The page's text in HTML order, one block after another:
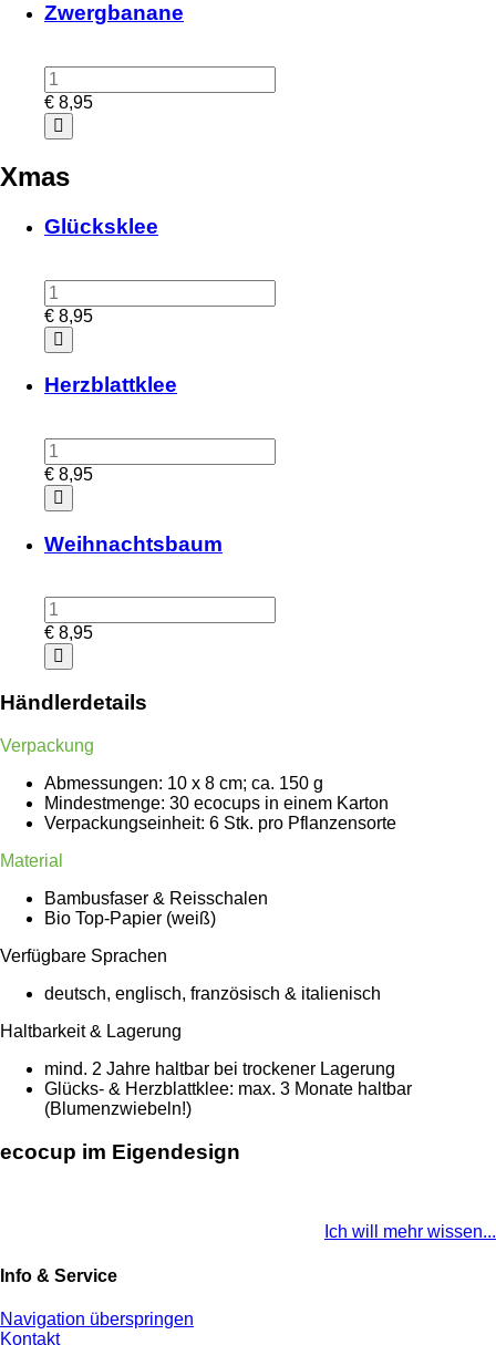
Zwergbanane
€ 8,95
Xmas
Glücksklee
€ 8,95
Herzblattklee
€ 8,95
Weihnachtsbaum
€ 8,95
Händlerdetails
Verpackung
Abmessungen: 10 x 8 cm; ca. 150 g
Mindestmenge: 30 ecocups in einem Karton
Verpackungseinheit: 6 Stk. pro Pflanzensorte
Material
Bambusfaser & Reisschalen
Bio Top-Papier (weiß)
Verfügbare Sprachen
deutsch, englisch, französisch & italienisch
Haltbarkeit & Lagerung
mind. 2 Jahre haltbar bei trockener Lagerung
Glücks- & Herzblattklee: max. 3 Monate haltbar
(Blumenzwiebeln!)
ecocup im Eigendesign
Ich will mehr wissen...
Info & Service
Navigation überspringen
Kontakt